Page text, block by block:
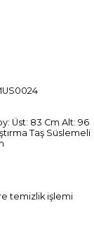
Üst: 83 Cm Alt: 96
Taş Süslemeli
temizlik işlemi